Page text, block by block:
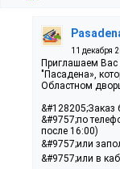
11 декабря
Приглашаем Вас
"Пасадена»,
Областном
&#128205;Заказ
&#9757;по
после 16:00)
&#9757;или
&#9757;или в